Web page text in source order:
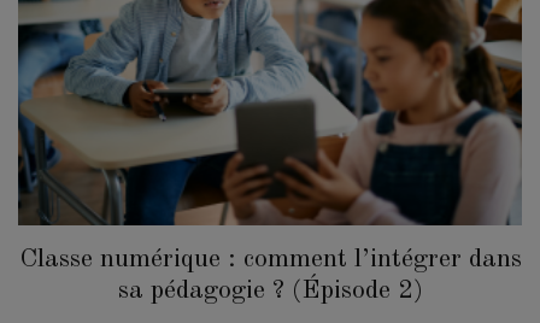
Classe numérique : comment l’intégrer dans
sa pédagogie ? (Épisode 2)